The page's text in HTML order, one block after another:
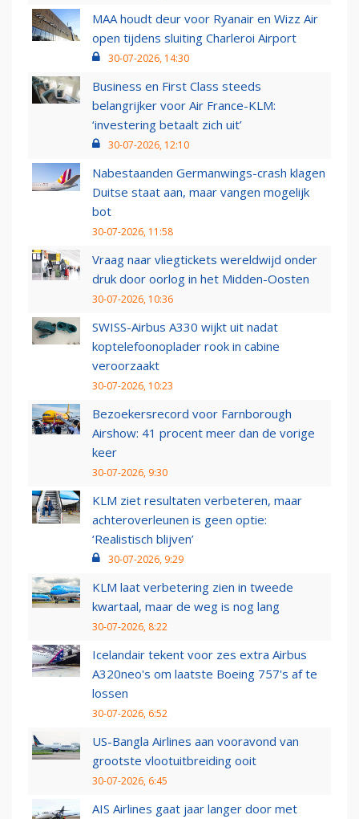
MAA houdt deur voor Ryanair en Wizz Air
open tijdens sluiting Charleroi Airport
30-07-2026, 14:30
Business en First Class steeds
belangrijker voor Air France-KLM:
‘investering betaalt zich uit’
30-07-2026, 12:10
Nabestaanden Germanwings-crash klagen
Duitse staat aan, maar vangen mogelijk
bot
30-07-2026, 11:58
Vraag naar vliegtickets wereldwijd onder
druk door oorlog in het Midden-Oosten
30-07-2026, 10:36
SWISS-Airbus A330 wijkt uit nadat
koptelefoonoplader rook in cabine
veroorzaakt
30-07-2026, 10:23
Bezoekersrecord voor Farnborough
Airshow: 41 procent meer dan de vorige
keer
30-07-2026, 9:30
KLM ziet resultaten verbeteren, maar
achteroverleunen is geen optie:
‘Realistisch blijven’
30-07-2026, 9:29
KLM laat verbetering zien in tweede
kwartaal, maar de weg is nog lang
30-07-2026, 8:22
Icelandair tekent voor zes extra Airbus
A320neo's om laatste Boeing 757's af te
lossen
30-07-2026, 6:52
US-Bangla Airlines aan vooravond van
grootste vlootuitbreiding ooit
30-07-2026, 6:45
AIS Airlines gaat jaar langer door met